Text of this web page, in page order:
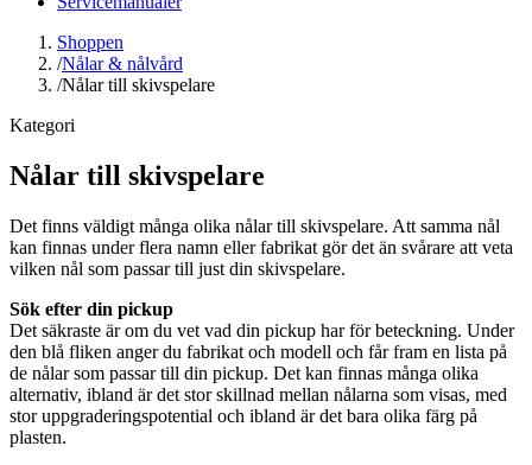
Shoppen
/Nålar & nålvård
/Nålar till skivspelare
Kategori
Nålar till skivspelare
Det finns väldigt många olika nålar till skivspelare. Att samma nål
kan finnas under flera namn eller fabrikat gör det än svårare att veta
vilken nål som passar till just din skivspelare.
Sök efter din pickup
Det säkraste är om du vet vad din pickup har för beteckning. Under
den blå fliken anger du fabrikat och modell och får fram en lista på
de nålar som passar till din pickup. Det kan finnas många olika
alternativ, ibland är det stor skillnad mellan nålarna som visas, med
stor uppgraderingspotential och ibland är det bara olika färg på
plasten.